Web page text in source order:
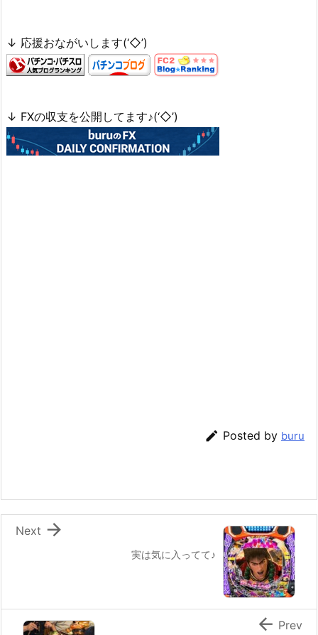
↓ 応援おながいします(‘◇’)ゞ
↓ FXの収支を公開してます♪(‘◇’)ゞ
 Posted by buru
実は気に入ってて♪

Next
 Prev